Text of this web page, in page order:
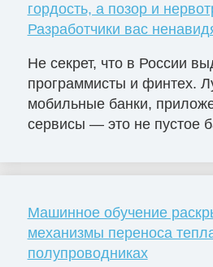
гордость, а позор и
Разработчики вас
Не секрет, что в России
программисты и финтех.
мобильные банки,
сервисы — это не пустое
Машинное обучение
механизмы переноса
полупроводниках